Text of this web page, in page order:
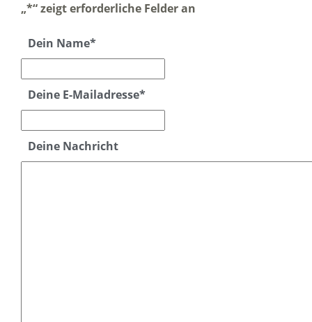
„*“ zeigt erforderliche Felder an
Dein Name*
Deine E-Mailadresse*
Deine Nachricht